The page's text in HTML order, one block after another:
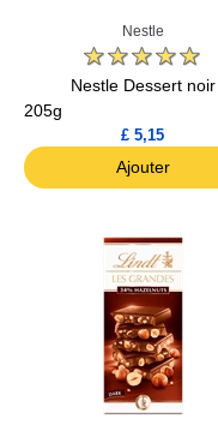
Nestle
Nestle Dessert noir
205g
£ 5,15
Ajouter